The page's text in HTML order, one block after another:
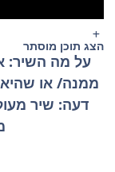
הצג תוכן מוסתר
על מה השיר:
ממנה/ או
דעה: שיר